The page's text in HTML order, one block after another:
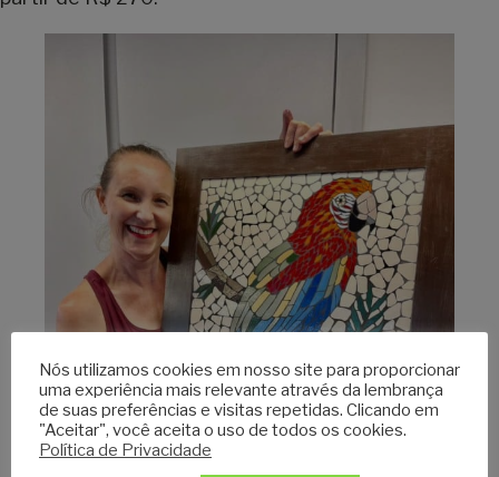
Nós utilizamos cookies em nosso site para proporcionar
uma experiência mais relevante através da lembrança
de suas preferências e visitas repetidas. Clicando em
"Aceitar", você aceita o uso de todos os cookies.
Política de Privacidade